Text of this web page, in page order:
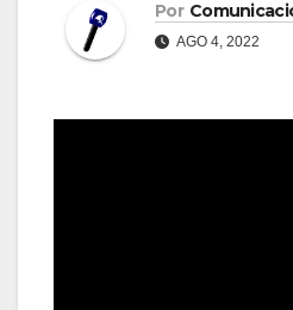
Por
AGO 4, 2022